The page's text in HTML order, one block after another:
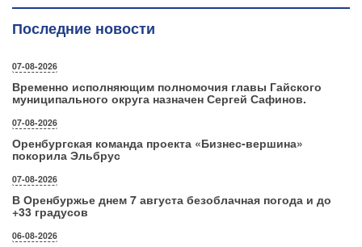
Последние новости
07-08-2026
Временно исполняющим полномочия главы Гайского
муниципального округа назначен Сергей Сафинов.
07-08-2026
Оренбургская команда проекта «Бизнес‑вершина»
покорила Эльбрус
07-08-2026
В Оренбуржье днем 7 августа безоблачная погода и до
+33 градусов
06-08-2026